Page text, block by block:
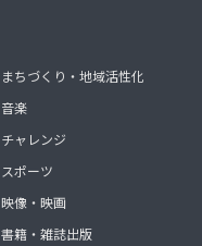
まちづくり・地域活性化
音楽
チャレンジ
スポーツ
映像・映画
書籍・雑誌出版